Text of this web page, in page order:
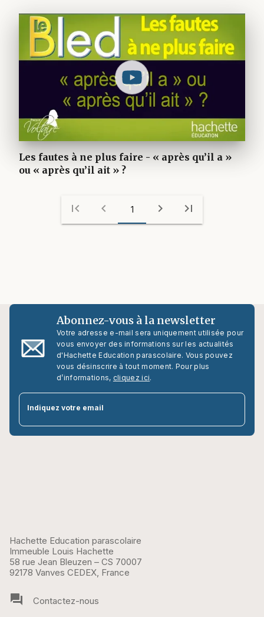
Les fautes à ne plus faire - « après qu’il a »
ou « après qu’il ait » ?
first_page chevron_left 1 chevron_right last_page
Abonnez-vous à la newsletter
Votre adresse e-mail sera uniquement utilisée pour
vous envoyer des informations sur les actualités
d'Hachette Education parascolaire. Vous pouvez
vous désinscrire à tout moment. Pour plus
d’informations, cliquez ici.
Indiquez votre email
Hachette Education parascolaire
Immeuble Louis Hachette
58 rue Jean Bleuzen – CS 70007
92178 Vanves CEDEX, France
question_answer Contactez-nous